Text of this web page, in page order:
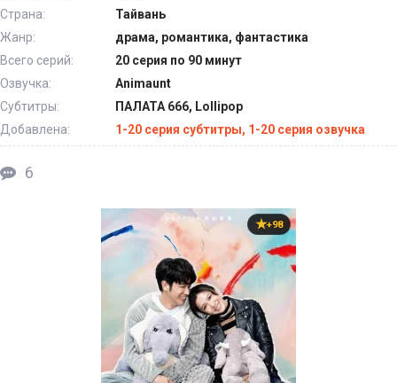
Страна:
Тайвань
Жанр:
драма, романтика, фантастика
Всего серий:
20 серия по 90 минут
Озвучка:
Animaunt
Субтитры:
ПАЛАТА 666, Lollipop
Добавлена:
1-20 серия субтитры, 1-20 серия озвучка
6
+98